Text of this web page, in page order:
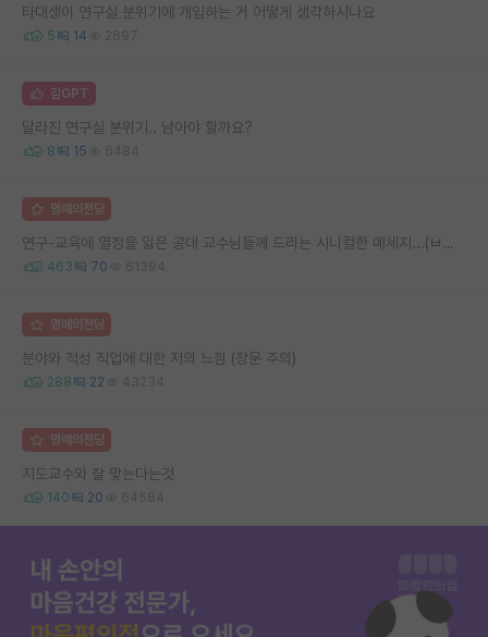
타대생이 연구실 분위기에 개입하는 거 어떻게 생각하시나요
5 14 2897
김GPT
달라진 연구실 분위기.. 남아야 할까요?
8 15 6484
명예의전당
연구-교육에 열정을 잃은 공대 교수님들께 드리는 시니컬한 메세지...(ㅂㄷㅂㄷ)
463 70 61394
명예의전당
분야와 적성 직업에 대한 저의 느낌 (장문 주의)
288 22 43234
명예의전당
지도교수와 잘 맞는다는것
140 20 64584